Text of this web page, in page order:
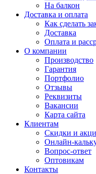
На балкон
Доставка и оплата
Как сделать
Доставка
Оплата и
О компании
Производство
Гарантия
Портфолио
Отзывы
Реквизиты
Вакансии
Карта сайта
Клиентам
Скидки и
Онлайн-
Вопрос-ответ
Оптовикам
Контакты